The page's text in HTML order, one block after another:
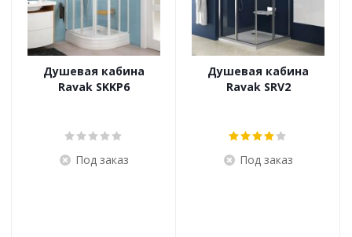
Душевая кабина
Ravak SKKP6
Под заказ
Душевая кабина
Ravak SRV2
Под заказ